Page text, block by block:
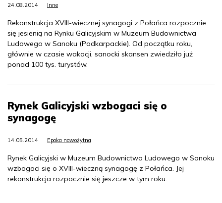
24.08.2014 Inne
Rekonstrukcja XVIII-wiecznej synagogi z Połańca rozpocznie
się jesienią na Rynku Galicyjskim w Muzeum Budownictwa
Ludowego w Sanoku (Podkarpackie). Od początku roku,
głównie w czasie wakacji, sanocki skansen zwiedziło już
ponad 100 tys. turystów.
Rynek Galicyjski wzbogaci się o
synagogę
14.05.2014 Epoka nowożytna
Rynek Galicyjski w Muzeum Budownictwa Ludowego w Sanoku
wzbogaci się o XVIII-wieczną synagogę z Połańca. Jej
rekonstrukcja rozpocznie się jeszcze w tym roku.